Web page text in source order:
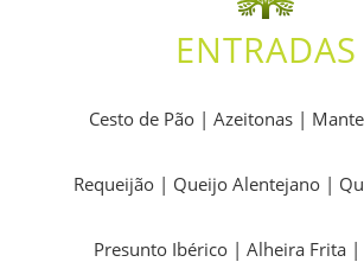
ENTRADAS
Cesto de Pão | Azeitonas |
Requeijão | Queijo Alentejano |
Presunto Ibérico | Alheira Frita |